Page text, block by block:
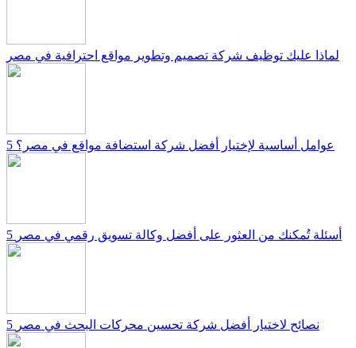
لماذا عليك توظيف شركة تصميم وتطوير مواقع احترافية في مصر
5 عوامل أساسية لإختيار أفضل شركة استضافة مواقع في مصر؟
5 أسئلة تُمكنك من العثور على أفضل وكالة تسويق رقمي في مصر
5 نصائح لاختيار أفضل شركة تحسين محركات البحث في مصر